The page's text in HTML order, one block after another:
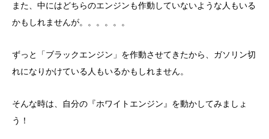
また、中にはどちらのエンジンも作動していないような人もいる
かもしれませんが。。。。。。
ずっと「ブラックエンジン」を作動させてきたから、ガソリン切
れになりかけている人もいるかもしれません。
そんな時は、自分の『ホワイトエンジン』を動かしてみましょ
う！